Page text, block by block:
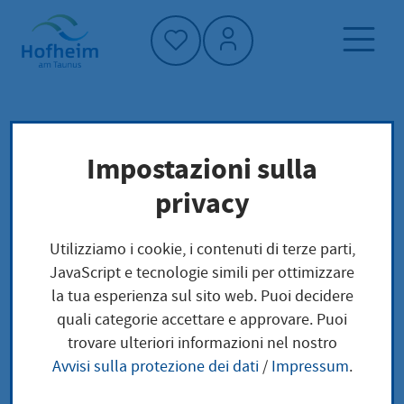
Home"
Pagina iniziale Economia
Internetversorgung
Internetversorgung
Internetversorgung und freies WLAN in
Hofheim am Taunus
Impostazioni sulla
privacy
Utilizziamo i cookie, i contenuti di terze parti,
JavaScript e tecnologie simili per ottimizzare
la tua esperienza sul sito web. Puoi decidere
quali categorie accettare e approvare. Puoi
trovare ulteriori informazioni nel nostro
Avvisi sulla protezione dei dati/ Impressum.